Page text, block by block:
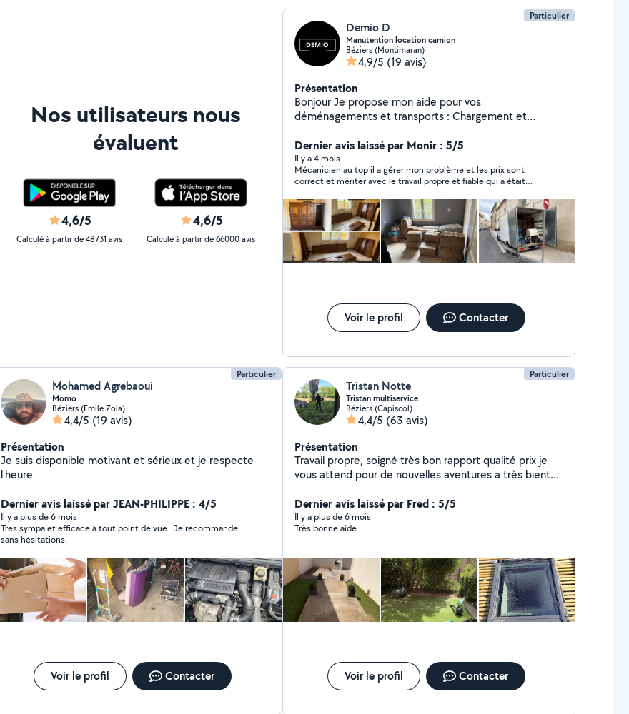
Nos utilisateurs nous
évaluent
4,6/5
Calculé à partir de 48731 avis
4,6/5
Calculé à partir de 66000 avis
Particulier
Demio D
Manutention location camion
Béziers (Montimaran)
4,9/5 (19 avis)
Présentation
Bonjour Je propose mon aide pour vos
déménagements et transports : Chargement et
cartons Démontage / remontage de meubles
Organisation et optimisation du chargement Disponible
sur Béziers et alentours Déplacement dans toute la
France possible Tarif attractif Équipe Sérieux, efficace
et motivé N'hésitez pas à me contacter
Dernier avis laissé par Monir : 5/5
Il y a 4 mois
Mécanicien au top il a gérer mon problème et les prix sont
correct et mériter avec le travail propre et fiable qui a était
Voir le profil Contacter
Particulier
Mohamed Agrebaoui
Momo
Béziers (Emile Zola)
4,4/5 (19 avis)
Présentation
Je suis disponible motivant et sérieux et je respecte
l'heure
Dernier avis laissé par JEAN-PHILIPPE : 4/5
Il y a plus de 6 mois
Tres sympa et efficace à tout point de vue...Je recommande
sans hésitations.
Voir le profil Contacter
Particulier
Tristan Notte
Tristan multiservice
Béziers (Capiscol)
4,4/5 (63 avis)
Présentation
Travail propre, soigné très bon rapport qualité prix je
vous attend pour de nouvelles aventures a très bientôt
Dernier avis laissé par Fred : 5/5
Il y a plus de 6 mois
Très bonne aide
Voir le profil Contacter